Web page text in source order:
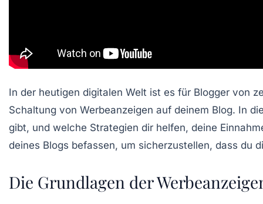
In der heutigen digitalen Welt ist es für Blogger von
Schaltung von Werbeanzeigen auf deinem Blog. In
gibt, und welche Strategien dir helfen, deine
deines Blogs befassen, um sicherzustellen, dass du
Die Grundlagen der